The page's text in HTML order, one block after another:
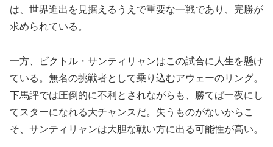
は、世界進出を見据えるうえで重要な一戦であり、完勝が
求められている。
一方、ビクトル・サンティリャンはこの試合に人生を懸け
ている。無名の挑戦者として乗り込むアウェーのリング。
下馬評では圧倒的に不利とされながらも、勝てば一夜にし
てスターになれる大チャンスだ。失うものがないからこ
そ、サンティリャンは大胆な戦い方に出る可能性が高い。